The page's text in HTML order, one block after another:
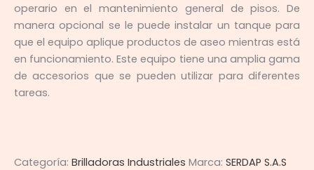
operario en el mantenimiento general de pisos. De
manera opcional se le puede instalar un tanque para
que el equipo aplique productos de aseo mientras está
en funcionamiento. Este equipo tiene una amplia gama
de accesorios que se pueden utilizar para diferentes
tareas.
Categoría: Brilladoras Industriales Marca: SERDAP S.A.S